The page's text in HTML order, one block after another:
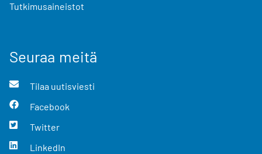
Tutkimusaineistot
Seuraa meitä
Tilaa uutisviesti
Facebook
Twitter
LinkedIn